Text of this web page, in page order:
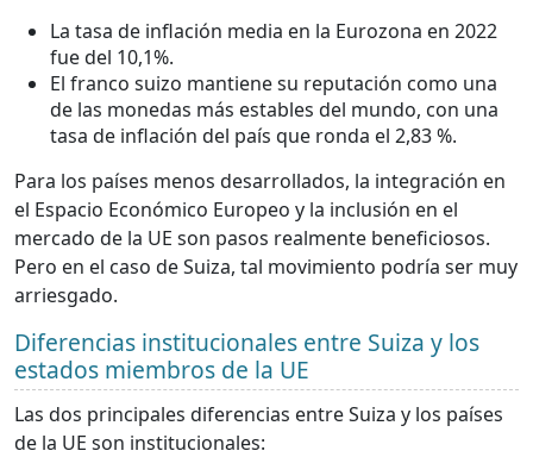
La tasa de inflación media en la Eurozona en 2022
fue del 10,1%.
El franco suizo mantiene su reputación como una
de las monedas más estables del mundo, con una
tasa de inflación del país que ronda el 2,83 %.
Para los países menos desarrollados, la integración en
el Espacio Económico Europeo y la inclusión en el
mercado de la UE son pasos realmente beneficiosos.
Pero en el caso de Suiza, tal movimiento podría ser muy
arriesgado.
Diferencias institucionales entre Suiza y los
estados miembros de la UE
Las dos principales diferencias entre Suiza y los países
de la UE son institucionales: